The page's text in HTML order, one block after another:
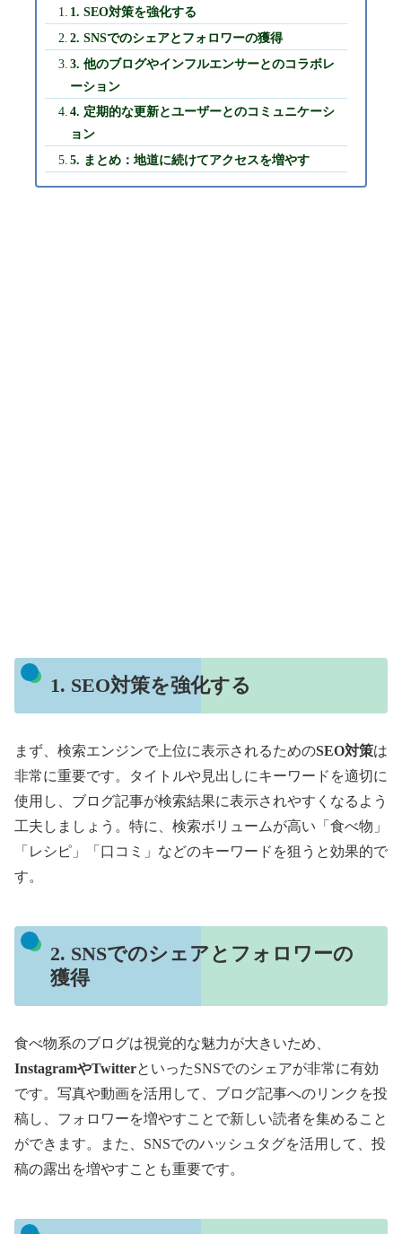
1. SEO対策を強化する
2. SNSでのシェアとフォロワーの獲得
3. 他のブログやインフルエンサーとのコラボレ
ーション
4. 定期的な更新とユーザーとのコミュニケーシ
ョン
5. まとめ：地道に続けてアクセスを増やす
1. SEO対策を強化する
まず、検索エンジンで上位に表示されるためのSEO対策は
非常に重要です。タイトルや見出しにキーワードを適切に
使用し、ブログ記事が検索結果に表示されやすくなるよう
工夫しましょう。特に、検索ボリュームが高い「食べ物」
「レシピ」「口コミ」などのキーワードを狙うと効果的で
す。
2. SNSでのシェアとフォロワーの
獲得
食べ物系のブログは視覚的な魅力が大きいため、
InstagramやTwitterといったSNSでのシェアが非常に有効
です。写真や動画を活用して、ブログ記事へのリンクを投
稿し、フォロワーを増やすことで新しい読者を集めること
ができます。また、SNSでのハッシュタグを活用して、投
稿の露出を増やすことも重要です。